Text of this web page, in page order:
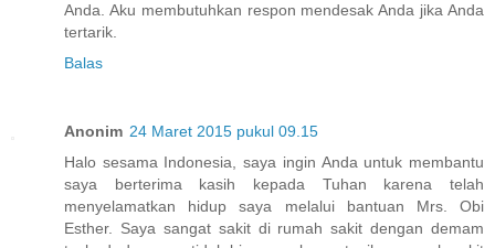
Anda. Aku membutuhkan respon mendesak Anda jika Anda
tertarik.
Balas
Anonim 24 Maret 2015 pukul 09.15
Halo sesama Indonesia, saya ingin Anda untuk membantu
saya berterima kasih kepada Tuhan karena telah
menyelamatkan hidup saya melalui bantuan Mrs. Obi
Esther. Saya sangat sakit di rumah sakit dengan demam